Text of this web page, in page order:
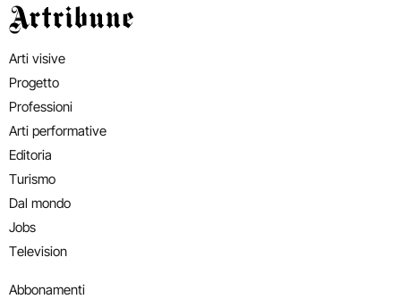
Artribune
Arti visive
Progetto
Professioni
Arti performative
Editoria
Turismo
Dal mondo
Jobs
Television
Abbonamenti